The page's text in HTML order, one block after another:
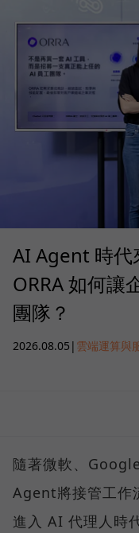
AI Agent 時代
ORRA 如何讓
團隊？
2026.08.05 | 雲端運算與
隨著微軟、
Agent將接管工作
進入 AI 代理人時